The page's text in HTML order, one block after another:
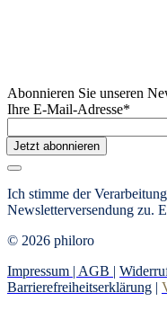
Abonnieren Sie unseren
Ihre E-Mail-Adresse*
Jetzt abonnieren
Ich stimme der
Newsletterversendung zu.
© 2026 philoro
Impressum | AGB |
Barrierefreiheitserklärung |